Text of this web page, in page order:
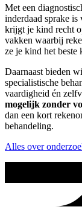
Met een
inderdaad sprake
krijgt je kind recht
vakken waarbij
ze je kind het beste
Daarnaast bieden
specialistische
vaardigheid én
mogelijk zonder
dan een kort
behandeling.
Alles over